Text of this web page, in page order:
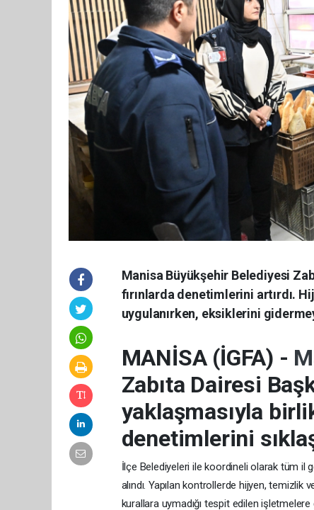
Manisa Büyükşehir Belediyesi
fırınlarda denetimlerini artırdı.
uygulanırken, eksiklerini
MANİSA (İGFA) -
Zabıta Dairesi
yaklaşmasıyla
denetimlerini
İlçe Belediyeleri ile koordineli olarak tüm il
alındı. Yapılan kontrollerde hijyen,
kurallara uymadığı tespit edilen